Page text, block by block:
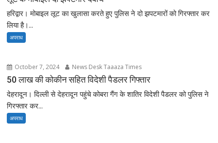
हरिद्वार। मोबाइल लूट का खुलासा करते हुए पुलिस ने दो झपटमारों को गिरफ्तार कर
लिया है।...
अपराध
October 7, 2024 News Desk Taaaza Times
50 लाख की कोकीन सहित विदेशी पैडलर गिफ्तार
देहरादून। दिल्ली से देहरादून पहुंचे कोबरा गैंग के शातिर विदेशी पैडलर को पुलिस ने
गिरफ्तार कर...
अपराध